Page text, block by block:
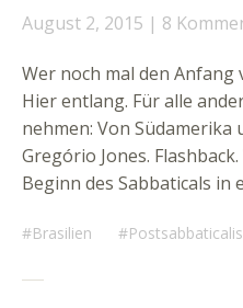
August 2, 2015 8
Wer noch mal den Anfang
Hier entlang. Für alle
nehmen: Von
Gregório Jones.
Beginn des Sabbaticals in
Brasilien